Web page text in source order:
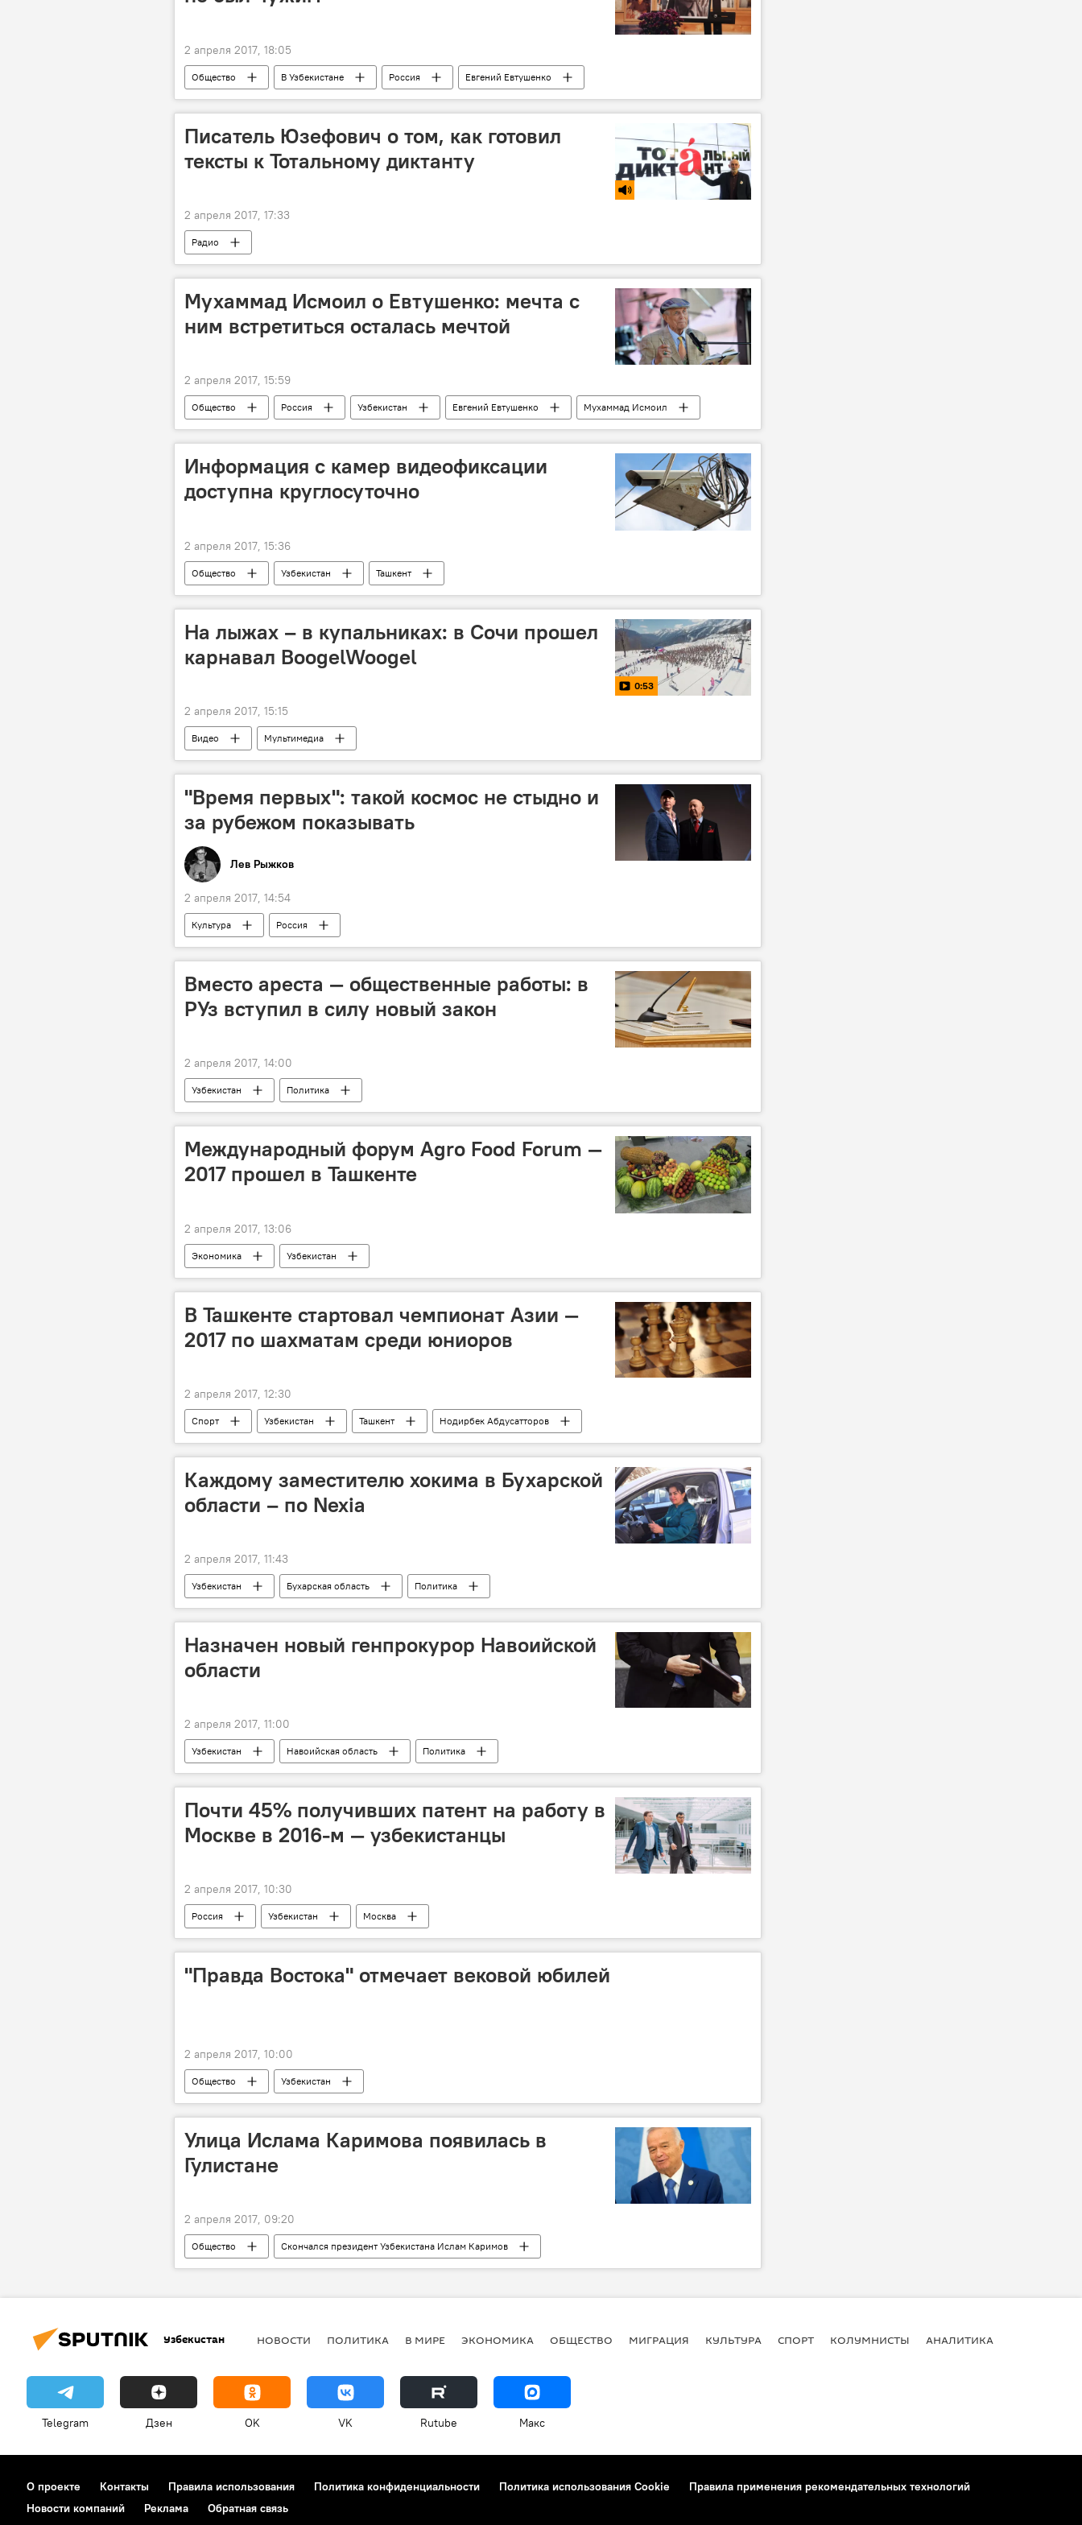
2 апреля 2017, 18:05
Общество В Узбекистане Россия Евгений Евтушенко
Писатель Юзефович о том, как готовил
тексты к Тотальному диктанту
2 апреля 2017, 17:33
Радио
Мухаммад Исмоил о Евтушенко: мечта с
ним встретиться осталась мечтой
2 апреля 2017, 15:59
Общество Россия Узбекистан Евгений Евтушенко Мухаммад Исмоил
Информация с камер видеофиксации
доступна круглосуточно
2 апреля 2017, 15:36
Общество Узбекистан Ташкент
На лыжах – в купальниках: в Сочи прошел
карнавал BoogelWoogel
0:53
2 апреля 2017, 15:15
Видео Мультимедиа
"Время первых": такой космос не стыдно и
за рубежом показывать
Лев Рыжков
2 апреля 2017, 14:54
Культура Россия
Вместо ареста — общественные работы: в
РУз вступил в силу новый закон
2 апреля 2017, 14:00
Узбекистан Политика
Международный форум Agro Food Forum —
2017 прошел в Ташкенте
2 апреля 2017, 13:06
Экономика Узбекистан
В Ташкенте стартовал чемпионат Азии —
2017 по шахматам среди юниоров
2 апреля 2017, 12:30
Спорт Узбекистан Ташкент Нодирбек Абдусатторов
Каждому заместителю хокима в Бухарской
области – по Nexia
2 апреля 2017, 11:43
Узбекистан Бухарская область Политика
Назначен новый генпрокурор Навоийской
области
2 апреля 2017, 11:00
Узбекистан Навоийская область Политика
Почти 45% получивших патент на работу в
Москве в 2016-м — узбекистанцы
2 апреля 2017, 10:30
Россия Узбекистан Москва
"Правда Востока" отмечает вековой юбилей
2 апреля 2017, 10:00
Общество Узбекистан
Улица Ислама Каримова появилась в
Гулистане
2 апреля 2017, 09:20
Общество Скончался президент Узбекистана Ислам Каримов
Узбекистан НОВОСТИ ПОЛИТИКА В МИРЕ ЭКОНОМИКА ОБЩЕСТВО МИГРАЦИЯ КУЛЬТУРА СПОРТ КОЛУМНИСТЫ АНАЛИТИКА
Telegram Дзен OK VK Rutube Макс
О проекте Контакты Правила использования Политика конфиденциальности Политика использования Cookie
Правила применения рекомендательных технологий
Новости компаний
Реклама Обратная связь